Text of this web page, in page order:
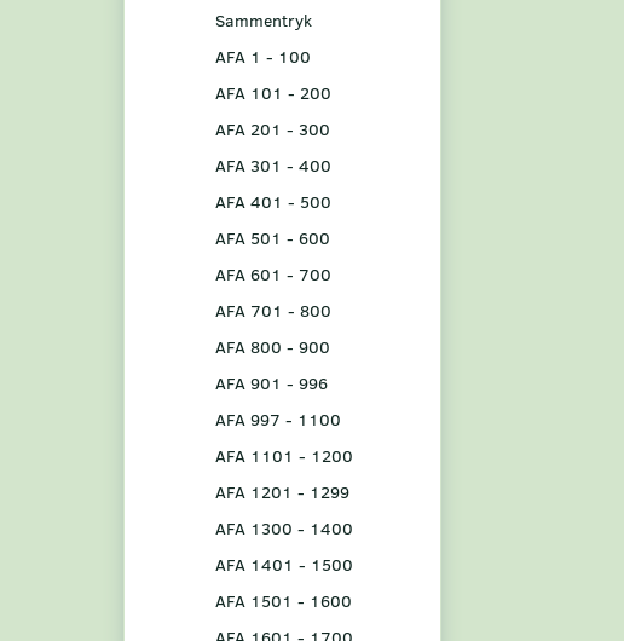
Sammentryk
AFA 1 - 100
AFA 101 - 200
AFA 201 - 300
AFA 301 - 400
AFA 401 - 500
AFA 501 - 600
AFA 601 - 700
AFA 701 - 800
AFA 800 - 900
AFA 901 - 996
AFA 997 - 1100
AFA 1101 - 1200
AFA 1201 - 1299
AFA 1300 - 1400
AFA 1401 - 1500
AFA 1501 - 1600